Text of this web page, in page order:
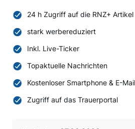
24 h Zugriff auf die RNZ+
stark werbereduziert
Inkl. Live-Ticker
Topaktuelle Nachrichten
Kostenloser Smartphone & E-
Zugriff auf das Trauerportal